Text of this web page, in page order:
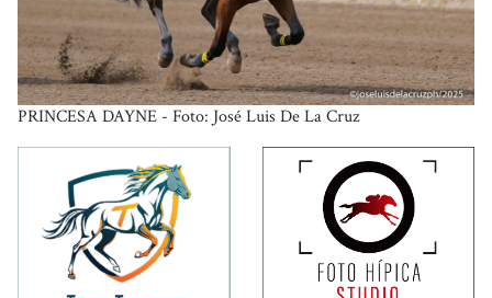
PRINCESA DAYNE - Foto: José Luis De La Cruz